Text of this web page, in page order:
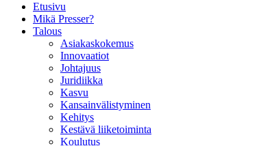
Etusivu
Mikä Presser?
Talous
Asiakaskokemus
Innovaatiot
Johtajuus
Juridiikka
Kasvu
Kansainvälistyminen
Kehitys
Kestävä liiketoiminta
Koulutus